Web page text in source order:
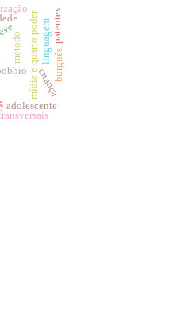
mídia e quarto podercriança
adolescente
burguês
método linguagempatentes